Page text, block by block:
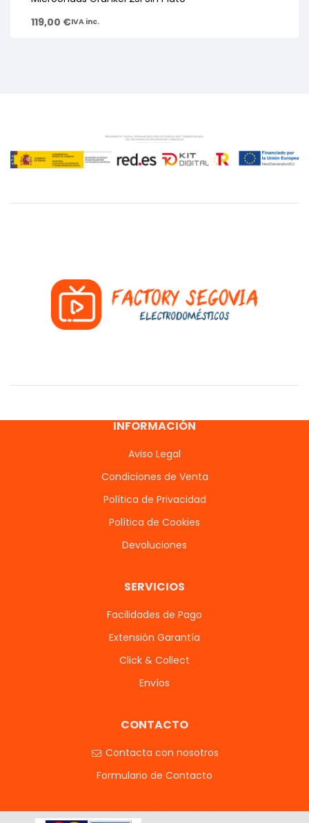
119,00 €IVA inc.
INFORMACIÓN
Aviso Legal
Condiciones de Venta
Política de Privacidad
Política de Cookies
Devoluciones
SERVICIOS
Facilidades de Pago
Extensión Garantía
Click & Collect
Envíos
CONTACTO
Contacta con nosotros
Formulario de Contacto